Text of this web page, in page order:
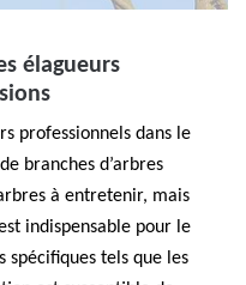
élagueurs
professionnels dans le
branches d’arbres
à entretenir, mais
indispensable pour le
spécifiques tels que les